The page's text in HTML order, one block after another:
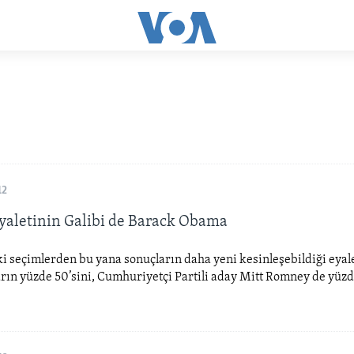
Galibi de Barack Obama
seçimlerden bu yana sonuçların daha yeni kesinleşebildiği
yüzde 50’sini, Cumhuriyetçi Partili aday Mitt Romney de